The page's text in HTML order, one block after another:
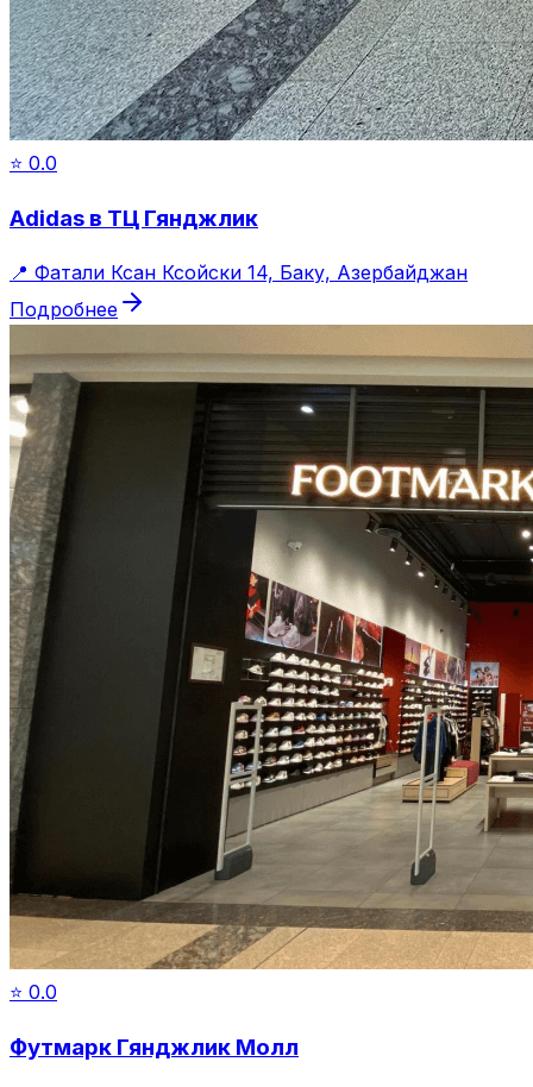
⭐ 0.0
Adidas в ТЦ Гянджлик
📍 Фатали Ксан Ксойски 14, Баку, Азербайджан
Подробнее
⭐ 0.0
Футмарк Гянджлик Молл